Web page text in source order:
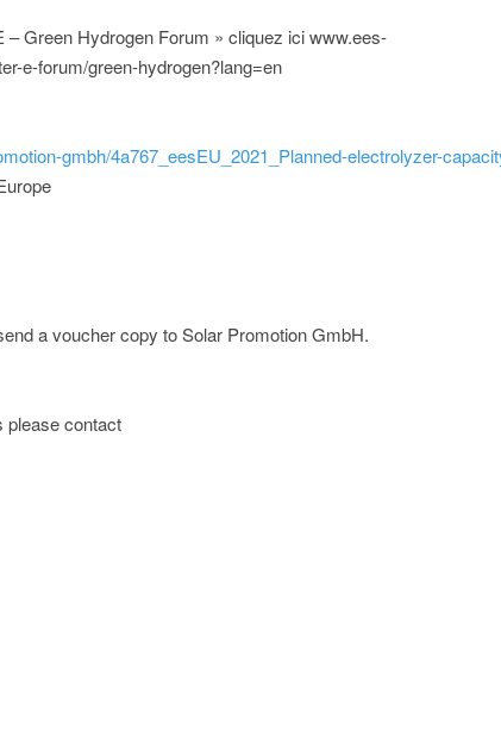
Green Hydrogen Forum » cliquez ici www.ees-
e-forum/green-hydrogen?lang=en
gmbh/4a767_eesEU_2021_Planned-electrolyzer-
a voucher copy to Solar Promotion GmbH.
please contact